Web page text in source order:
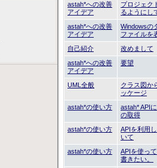
astah*への改善
アイデア
プロジェク
るようにし
astah*への改善
アイデア
Windowsの
ファイルを
自己紹介
改めまして
astah*への改善
アイデア
要望
UML全般
クラス図か
ッケージ
astah*の使い方
astah* API
の取得
astah*の使い方
APIを利用
いて
astah*の使い方
APIを使っ
書きたい。